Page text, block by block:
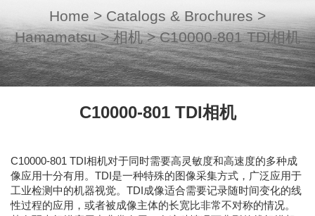
Home > Catalogs & Brochures >
Hamamatsu > 相机 > C10000-801 TDI相机
C10000-801 TDI相机
C10000-801 TDI相机对于同时需要高灵敏度和高速度的多种成
像应用十分有用。TDI是一种特殊的图像采集方式，广泛应用于
工业检测中的机器视觉。TDI成像适合需要记录随时间变化的线
性过程的应用，或者被成像主体的长宽比非常不对称的情况。